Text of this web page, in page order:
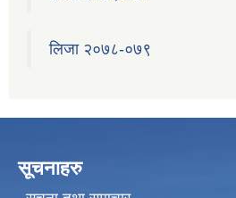
लिजा २०७८-०७९
सूचनाहरु